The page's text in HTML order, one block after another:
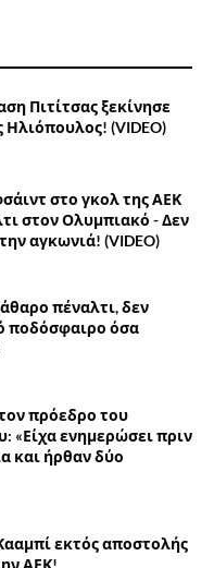
Πιτίτσας ξεκίνησε
Ηλιόπουλος! (VIDEO)
στο γκολ της ΑΕΚ
στον Ολυμπιακό - Δεν
αγκωνιά! (VIDEO)
πέναλτι, δεν
ποδόσφαιρο όσα
πρόεδρο του
«Είχα ενημερώσει πριν
και ήρθαν δύο
εκτός αποστολής
ΑΕΚ!